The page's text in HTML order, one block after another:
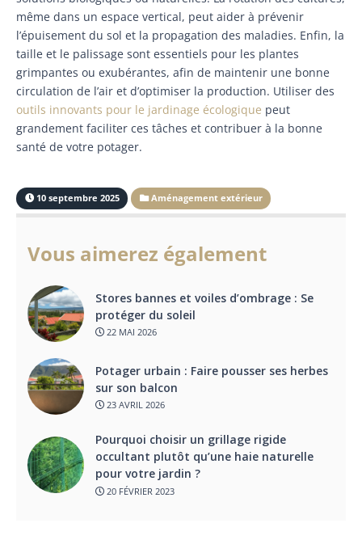
même dans un espace vertical, peut aider à prévenir
l’épuisement du sol et la propagation des maladies. Enfin, la
taille et le palissage sont essentiels pour les plantes
grimpantes ou exubérantes, afin de maintenir une bonne
circulation de l’air et d’optimiser la production. Utiliser des
outils innovants pour le jardinage écologique peut
grandement faciliter ces tâches et contribuer à la bonne
santé de votre potager.
10 septembre 2025 Aménagement extérieur
Vous aimerez également
Stores bannes et voiles d’ombrage : Se
protéger du soleil
22 MAI 2026
Potager urbain : Faire pousser ses herbes
sur son balcon
23 AVRIL 2026
Pourquoi choisir un grillage rigide
occultant plutôt qu’une haie naturelle
pour votre jardin ?
20 FÉVRIER 2023